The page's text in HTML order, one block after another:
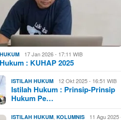
17 Jan 2026 - 17:11 WIB
: KUHAP 2025
ISTILAH HUKUM 12 Okt 2025 - 16:51 WIB
Istilah Hukum : Prinsip-Prinsip
Hukum Pe…
ISTILAH HUKUM ,KOLUMNIS
11 Agu 2025